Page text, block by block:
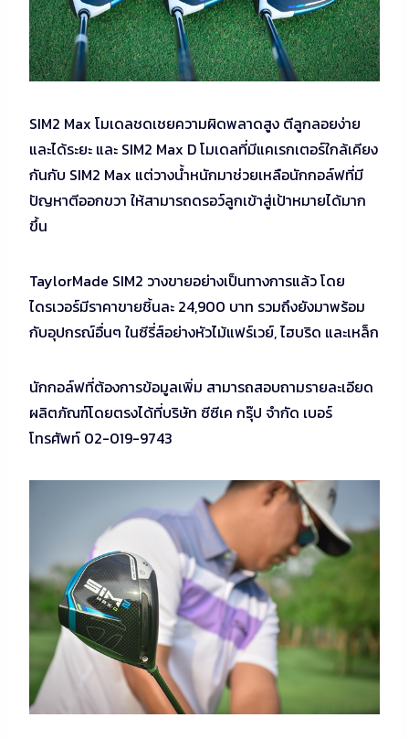
SIM2 Max โมเดลชดเชยความผิดพลาดสูง ตีลูกลอยง่าย
และได้ระยะ และ SIM2 Max D โมเดลที่มีแคเรกเตอร์ใกล้เคียง
กันกับ SIM2 Max แต่วางน้ำหนักมาช่วยเหลือนักกอล์ฟที่มี
ปัญหาตีออกขวา ให้สามารถดรอว์ลูกเข้าสู่เป้าหมายได้มาก
ขึ้น
TaylorMade SIM2 วางขายอย่างเป็นทางการแล้ว โดย
ไดรเวอร์มีราคาขายชิ้นละ 24,900 บาท รวมถึงยังมาพร้อม
กับอุปกรณ์อื่นๆ ในซีรี่ส์อย่างหัวไม้แฟร์เวย์, ไฮบริด และเหล็ก
นักกอล์ฟที่ต้องการข้อมูลเพิ่ม สามารถสอบถามรายละเอียด
ผลิตภัณฑ์โดยตรงได้ที่บริษัท ซีซีเค กรุ๊ป จำกัด เบอร์
โทรศัพท์ 02-019-9743